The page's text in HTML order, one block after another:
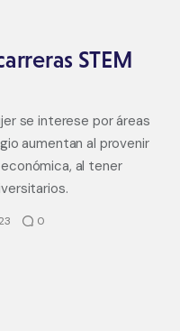
STEM
se interese por áreas
aumentan al provenir
al tener
0